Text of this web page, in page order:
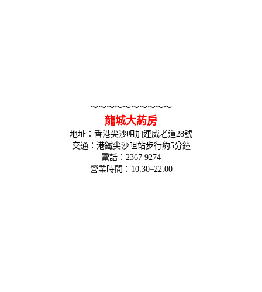
～～～～～～～～～～
龍城大葯房
地址：香港尖沙咀加連威老道28號
交通：港鐵尖沙咀站步行約5分鐘
電話：2367 9274
營業時間：10:30–22:00